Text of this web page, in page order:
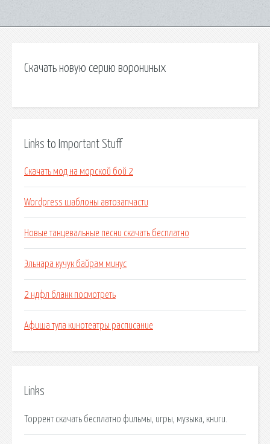
Скачать новую серию ворониных
Links to Important Stuff
Скачать мод на морской бой 2
Wordpress шаблоны автозапчасти
Новые танцевальные песни скачать бесплатно
Эльнара кучук байрам минус
2 ндфл бланк посмотреть
Афиша тула кинотеатры расписание
Links
Торрент скачать бесплатно фильмы, игры, музыка, книги.